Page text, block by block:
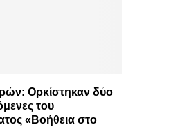
Ορκίστηκαν δύο
του
«Βοήθεια στο